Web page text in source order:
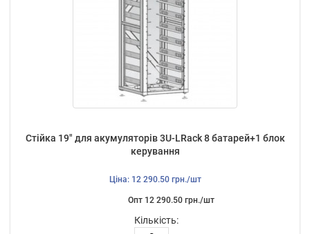
Стійка 19" для акумуляторів 3U-LRack 8 батарей+1 блок
керування
Ціна: 12 290.50 грн./шт
Опт 12 290.50 грн./шт
Кількість: